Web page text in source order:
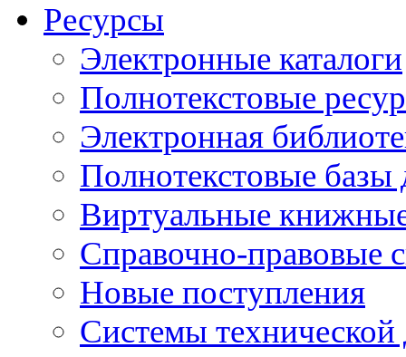
Ресурсы
Электронные каталоги
Полнотекстовые
Электронная
Полнотекстовые
Виртуальные
Справочно-правовые
Новые поступления
Cистемы